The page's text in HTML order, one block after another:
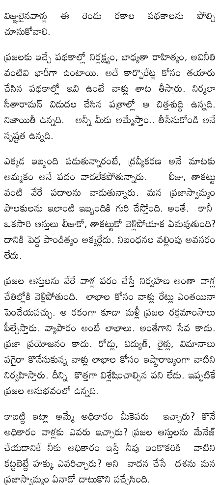
విజ్ఞులైనవాళ్లు ఈ రెండు రకాల పథకాలను పోల్చి
చూసుకోవాలి.
ప్రజలకు ఇచ్చే పథకాల్లో నిర్లక్ష్యం, బాధ్యతా రాహిత్యం, అవినీతి
వంటివి భారీగా ఉంటాయి. అదే కార్పొరేట్ల కోసం తయారు
చేసిన పథకాల్లో ఇవి ఉంటే వాళ్లు తాట తీస్తారు. నిర్మలా
సీతారామన్‌ విడుదల చేసిన పత్రాల్లో ఆ చిత్తశుద్ధి ఉన్నది.
నిజాయితీ ఉన్నది. అన్నీ మీకు అమ్మేస్తాం.. తీసేసుకోండి అనే
స్పష్టత ఉన్నది.
ఎక్కడ ఇబ్బంది పడుతున్నారంటే, ద్రవ్యీకరణ అనే మాటకు
అమ్మకం అనే పదం వాడలేకపోతున్నారు. లీజు, తాకట్టు
వంటి వేరే పదాలను వాడుతున్నారు. మన ప్రజాస్వామ్యం
పాలకులను ఇలాంటి ఇబ్బందికి గురి చేస్తోంది. అంతే. కానీ
ఒకసారి ఆస్తులు లీజుకో, తాకట్టుకో వెళ్లిపోయాక ఏమవుతుంది?
దానికి పెద్ద పాండిత్యం అక్కర్లేదు. నిబంధనల వల్లింపు అవసరం
లేదు.
ప్రజల ఆస్తులను వేరే వాళ్ల పరం చేస్తే నిర్వహణ అంతా వాళ్ల
చేతిల్లోకి వెళ్లిపోతుంది. లాభాల కోసం వాళ్లు రేట్లు ఎంతయినా
పెంచేయవచ్చు. ఆ రకంగా కూడా మళ్లీ ప్రజల రక్తమాంసాలు
పీల్చేస్తారు. వ్యాపారం అంటే లాభాలు. అంతేగాని సేవ కాదు.
ప్రజా ప్రయోజనం కాదు. రోడ్లు, విద్యుత్‌, రైళ్లు, విమానాలు
వగైరా కొనేసుకున్న వాళ్లు లాభాల కోసం ఇష్టారాజ్యంగా వాటిని
నిర్వహిస్తారు. దీన్ని కొత్తగా విశ్లేషించాల్సిన పని లేదు. ఇప్పటికే
ప్రజల అనుభవంలో ఉన్నది.
కాబట్టి ఇట్లా అమ్మే అధికారం మీకెవరు ఇచ్చారు? కొనే
అధికారం వాళ్లకు ఎవరు ఇచ్చారు? ప్రజల ఆస్తులను మేనేజ్‌
చేయడానికే నీకు అధికారం ఇస్తే నీవు ఇంకొకరికి వాటిని
కట్టబెట్టే హక్కు ఎవరిచ్చారు? అని వాదన చేసే దశను మన
ప్రజాస్వామ్యం ఏనాడో దాటుకొని వచ్చేసింది.